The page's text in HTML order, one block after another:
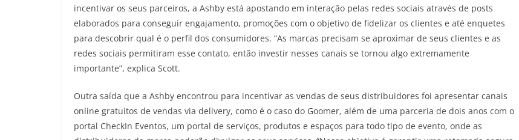
incentivar os seus parceiros, a Ashby está apostando em interação pelas redes sociais através de posts
elaborados para conseguir engajamento, promoções com o objetivo de fidelizar os clientes e até enquetes
para descobrir qual é o perfil dos consumidores. “As marcas precisam se aproximar de seus clientes e as
redes sociais permitiram esse contato, então investir nesses canais se tornou algo extremamente
importante”, explica Scott.
Outra saída que a Ashby encontrou para incentivar as vendas de seus distribuidores foi apresentar canais
online gratuitos de vendas via delivery, como é o caso do Goomer, além de uma parceria de dois anos com o
portal CheckIn Eventos, um portal de serviços, produtos e espaços para todo tipo de evento, onde as